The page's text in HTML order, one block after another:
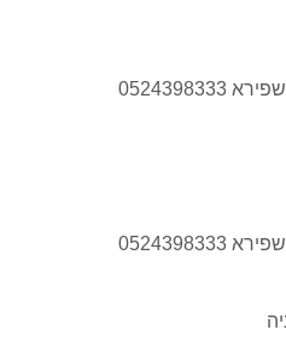
0524398333
0524398333